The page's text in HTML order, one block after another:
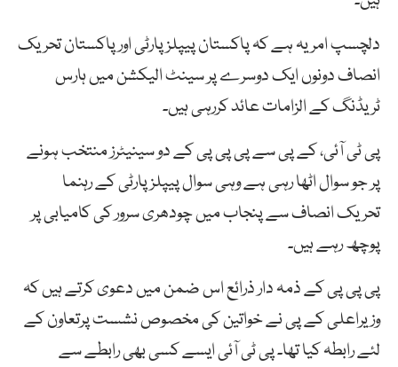
دلچسپ امر یہ ہے کہ پاکستان پیپلز پارٹی اور پاکستان تحریک
انصاف دونوں ایک دوسرے پر سینٹ الیکشن میں ہارس
ٹریڈنگ کے الزامات عائد کررہی ہیں۔
پی ٹی آئی، کے پی سے پی پی پی کے دو سینیٹرز منتخب ہونے
پر جو سوال اٹھا رہی ہے وہی سوال پیپلزپارٹی کے رہنما
تحریک انصاف سے پنجاب میں چودھری سرور کی کامیابی پر
پوچھ رہے ہیں۔
پی پی پی کے ذمہ دار ذرائع اس ضمن میں دعوی کرتے ہیں کہ
وزیراعلی کے پی نے خواتین کی مخصوص نشست پرتعاون کے
لئے رابطہ کیا تھا۔ پی ٹی آئی ایسے کسی بھی رابطے سے